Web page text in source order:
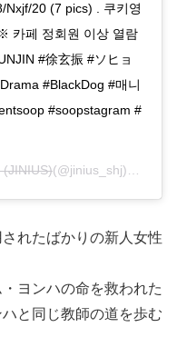
20 (7 pics) . 쿠키영
카페 정회원 이상 열람
#徐玄振 #ソヒョ
#BlackDog #매니
#soopstagram #
(JINIUS)(@jinius_shj)がシェアした投稿 –
れたばかりの新人女性
ヨンハの命を救われた
と同じ教師の道を歩む